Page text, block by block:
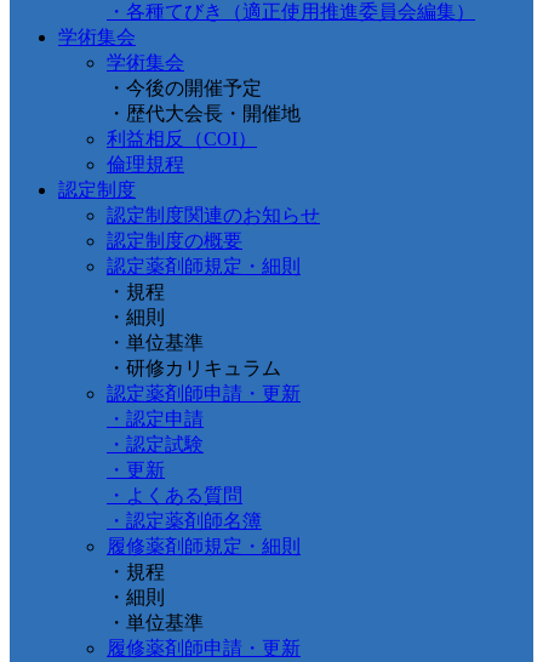
・各種てびき（適正使用推進委員会編集）
学術集会
学術集会
・今後の開催予定
・歴代大会長・開催地
利益相反（COI）
倫理規程
認定制度
認定制度関連のお知らせ
認定制度の概要
認定薬剤師規定・細則
・規程
・細則
・単位基準
・研修カリキュラム
認定薬剤師申請・更新
・認定申請
・認定試験
・更新
・よくある質問
・認定薬剤師名簿
履修薬剤師規定・細則
・規程
・細則
・単位基準
履修薬剤師申請・更新